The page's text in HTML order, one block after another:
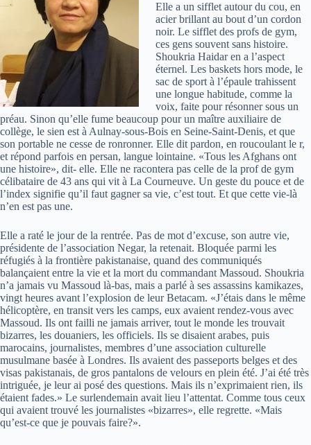
Elle a un sifflet autour du cou, en
acier brillant au bout d’un cordon
noir. Le sifflet des profs de gym,
ces gens souvent sans histoire.
Shoukria Haidar en a l’aspect
éternel. Les baskets hors mode, le
sac de sport à l’épaule trahissent
une longue habitude, comme la
voix, faite pour résonner sous un
préau. Sinon qu’elle fume beaucoup pour un maître auxiliaire de
collège, le sien est à Aulnay-sous-Bois en Seine-Saint-Denis, et que
son portable ne cesse de ronronner. Elle dit pardon, en roucoulant le r,
et répond parfois en persan, langue lointaine. «Tous les Afghans ont
une histoire», dit- elle. Elle ne racontera pas celle de la prof de gym
célibataire de 43 ans qui vit à La Courneuve. Un geste du pouce et de
l’index signifie qu’il faut gagner sa vie, c’est tout. Et que cette vie-là
n’en est pas une.
Elle a raté le jour de la rentrée. Pas de mot d’excuse, son autre vie,
présidente de l’association Negar, la retenait. Bloquée parmi les
réfugiés à la frontière pakistanaise, quand des communiqués
balançaient entre la vie et la mort du commandant Massoud. Shoukria
n’a jamais vu Massoud là-bas, mais a parlé à ses assassins kamikazes,
vingt heures avant l’explosion de leur Betacam. «J’étais dans le même
hélicoptère, en transit vers les camps, eux avaient rendez-vous avec
Massoud. Ils ont failli ne jamais arriver, tout le monde les trouvait
bizarres, les douaniers, les officiels. Ils se disaient arabes, puis
marocains, journalistes, membres d’une association culturelle
musulmane basée à Londres. Ils avaient des passeports belges et des
visas pakistanais, de gros pantalons de velours en plein été. J’ai été très
intriguée, je leur ai posé des questions. Mais ils n’exprimaient rien, ils
étaient fades.» Le surlendemain avait lieu l’attentat. Comme tous ceux
qui avaient trouvé les journalistes «bizarres», elle regrette. «Mais
qu’est-ce que je pouvais faire?».